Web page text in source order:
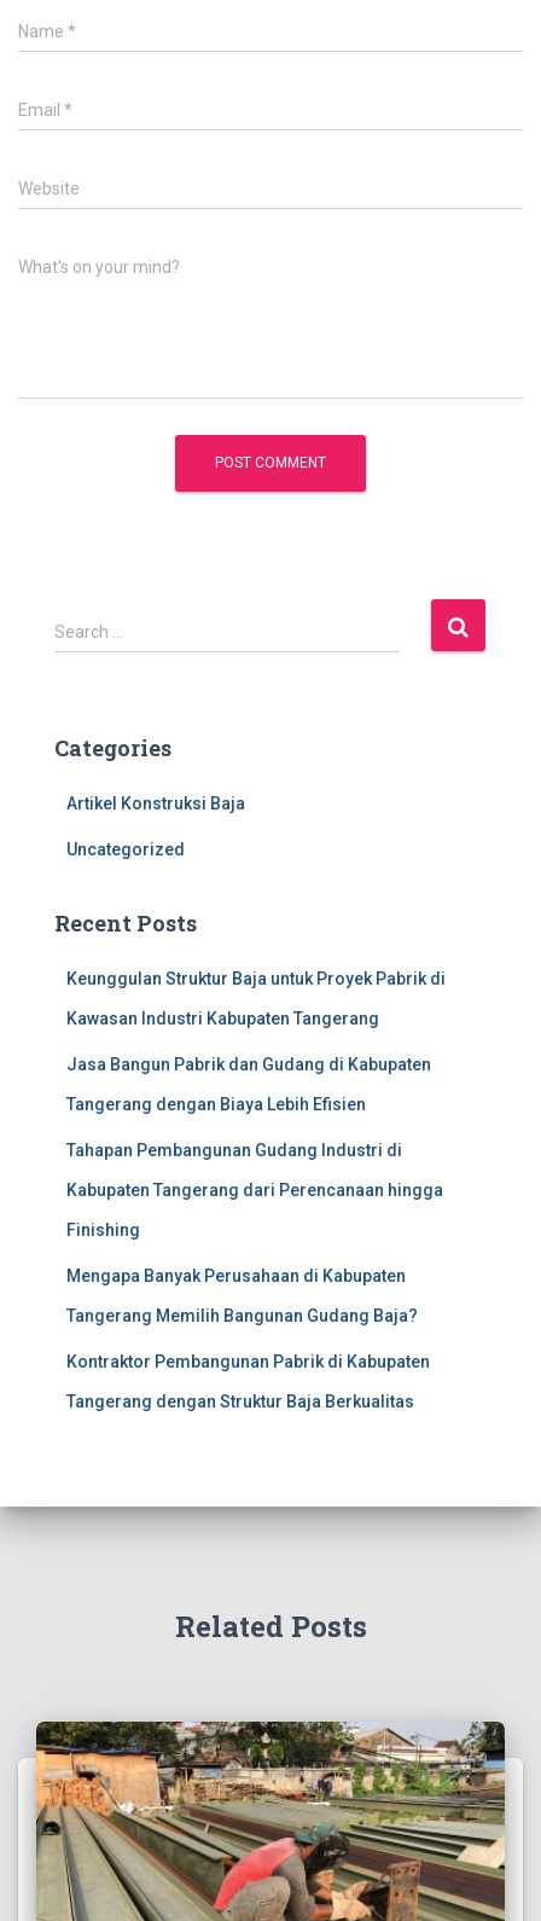
Name *
Email *
Website
What's on your mind?
S
e
h
Search …
Categories
Artikel Konstruksi Baja
Uncategorized
Recent Posts
Keunggulan Struktur Baja untuk Proyek Pabrik di
Kawasan Industri Kabupaten Tangerang
Jasa Bangun Pabrik dan Gudang di Kabupaten
Tangerang dengan Biaya Lebih Efisien
Tahapan Pembangunan Gudang Industri di
Kabupaten Tangerang dari Perencanaan hingga
Finishing
Mengapa Banyak Perusahaan di Kabupaten
Tangerang Memilih Bangunan Gudang Baja?
Kontraktor Pembangunan Pabrik di Kabupaten
Tangerang dengan Struktur Baja Berkualitas
Related Posts